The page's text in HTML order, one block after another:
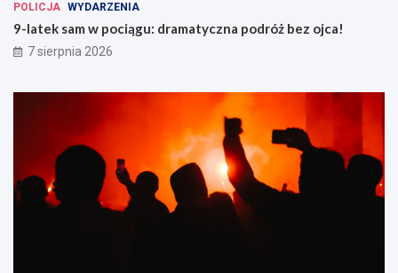
POLICJA WYDARZENIA
9-latek sam w pociągu: dramatyczna podróż bez ojca!
7 sierpnia 2026